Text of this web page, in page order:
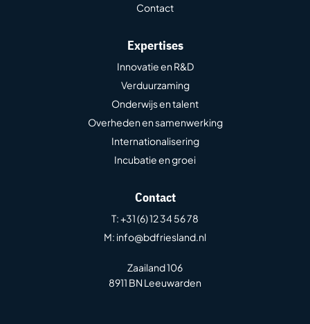
Contact
Expertises
Innovatie en R&D
Verduurzaming
Onderwijs en talent
Overheden en samenwerking
Internationalisering
Incubatie en groei
Contact
T: +31 (6) 12 34 56 78
M: info@bdfriesland.nl
Zaailand 106
8911 BN Leeuwarden